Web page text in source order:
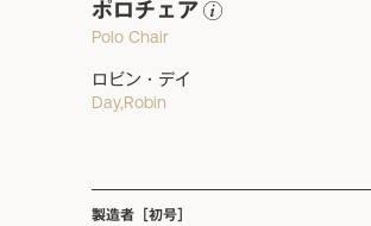
ポロチェア
Polo Chair
ロビン・デイ
Day,Robin
製造者［初号］